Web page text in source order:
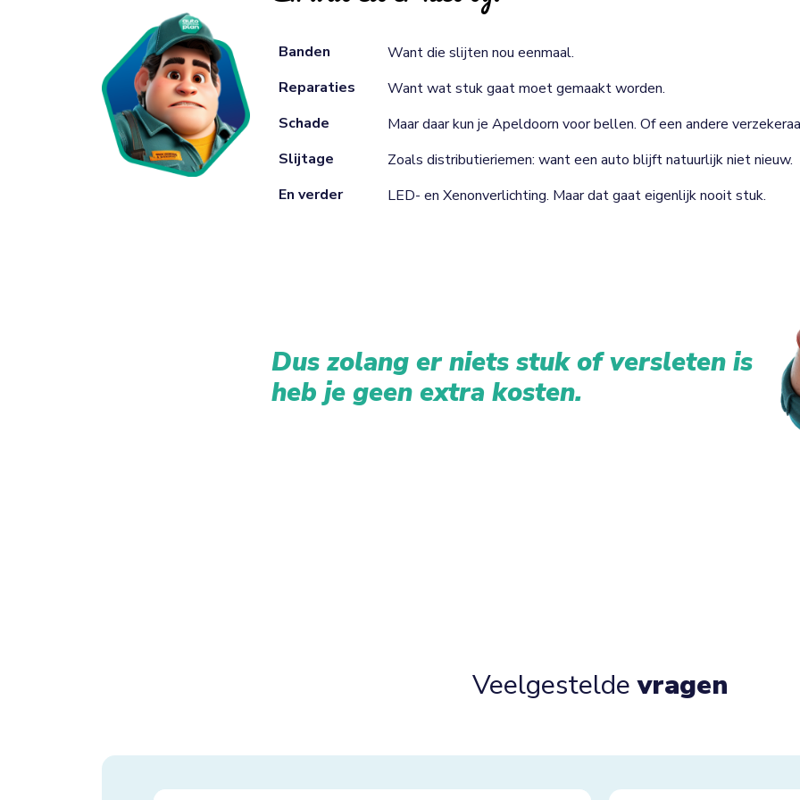
Banden
Want die slijten nou eenmaal.
Reparaties
Want wat stuk gaat moet gemaakt worden.
Schade
Maar daar kun je Apeldoorn voor bellen. Of een andere
Slijtage
Zoals distributieriemen: want een auto blijft natuurlijk niet nieuw.
En verder
LED- en Xenonverlichting. Maar dat gaat eigenlijk nooit stuk.
Dus zolang er niets stuk of versleten is
heb je geen extra kosten.
Veelgesteldevragen